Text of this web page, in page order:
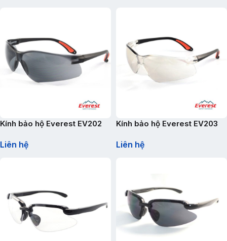
Kính bảo hộ Everest EV202
Liên hệ
Kính bảo hộ Everest EV203
Liên hệ